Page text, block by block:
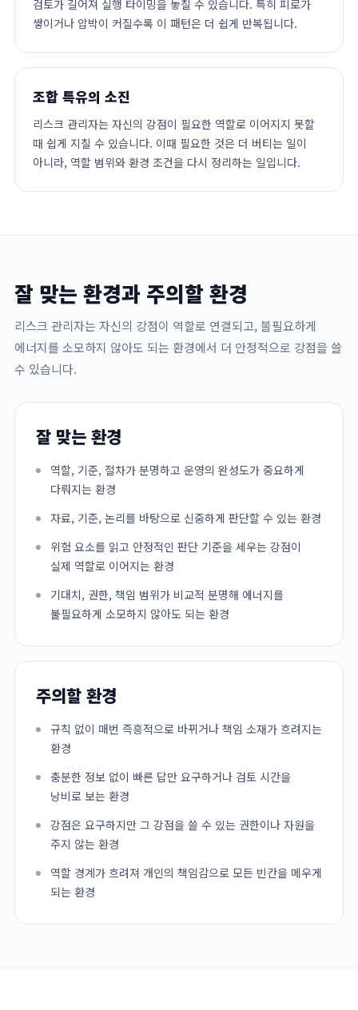
검토가 길어져 실행 타이밍을 놓칠 수 있습니다. 특히 피로가
쌓이거나 압박이 커질수록 이 패턴은 더 쉽게 반복됩니다.
조합 특유의 소진
리스크 관리자는 자신의 강점이 필요한 역할로 이어지지 못할
때 쉽게 지칠 수 있습니다. 이때 필요한 것은 더 버티는 일이
아니라, 역할 범위와 환경 조건을 다시 정리하는 일입니다.
잘 맞는 환경과 주의할 환경
리스크 관리자는 자신의 강점이 역할로 연결되고, 불필요하게
에너지를 소모하지 않아도 되는 환경에서 더 안정적으로 강점을 쓸
수 있습니다.
잘 맞는 환경
역할, 기준, 절차가 분명하고 운영의 완성도가 중요하게
다뤄지는 환경
자료, 기준, 논리를 바탕으로 신중하게 판단할 수 있는 환경
위험 요소를 읽고 안정적인 판단 기준을 세우는 강점이
실제 역할로 이어지는 환경
기대치, 권한, 책임 범위가 비교적 분명해 에너지를
불필요하게 소모하지 않아도 되는 환경
주의할 환경
규칙 없이 매번 즉흥적으로 바뀌거나 책임 소재가 흐려지는
환경
충분한 정보 없이 빠른 답만 요구하거나 검토 시간을
낭비로 보는 환경
강점은 요구하지만 그 강점을 쓸 수 있는 권한이나 자원을
주지 않는 환경
역할 경계가 흐려져 개인의 책임감으로 모든 빈칸을 메우게
되는 환경